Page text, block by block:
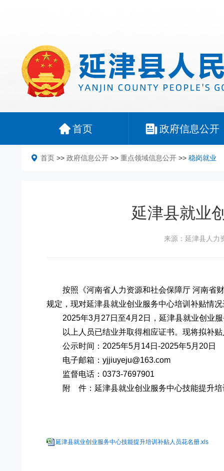
首页 政府信息公开
首页 >> 政府信息公开 >> 重点领域信息公开 >> 稳岗就业
延津县就业
来源：延津县人力
按照《河南省人力资源和社会保障厅 河南省
规定，现对延津县就业创业服务中心培训补贴情
2025年3月27日至4月2日，延津县就业创业
以上人员已结业并取得相应证书。现将拟补
公示时间：2025年5月14日-2025年5月20日
电子邮箱：yjjiuyeju@163.com
监督电话：0373-7697901
附 件：延津县就业创业服务中心技能提升培
延津县就业创业服务中心技能提升培训补贴人员花名册.xls